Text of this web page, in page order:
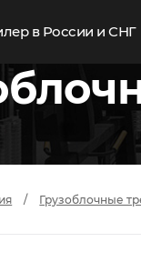
в России и СНГ
Грузоблочные